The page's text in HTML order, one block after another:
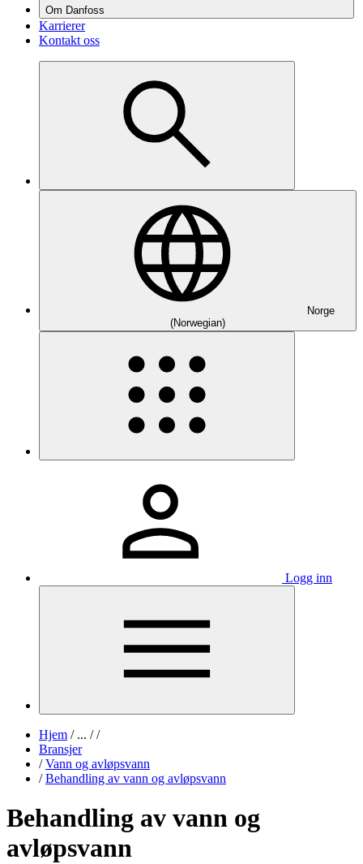
Om Danfoss
Karrierer
Kontakt oss
Norge
(Norwegian)
Logg inn
Hjem /... / /
Bransjer
/ Vann og avløpsvann
/ Behandling av vann og avløpsvann
Behandling av vann og
avløpsvann